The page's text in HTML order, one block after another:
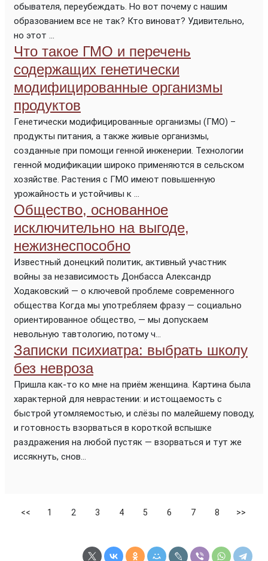
обывателя, переубеждать. Но вот почему с нашим
образованием все не так? Кто виноват? Удивительно,
но этот ...
Что такое ГМО и перечень
содержащих генетически
модифицированные организмы
продуктов
Генетически модифицированные организмы (ГМО) –
продукты питания, а также живые организмы,
созданные при помощи генной инженерии. Технологии
генной модификации широко применяются в сельском
хозяйстве. Растения с ГМО имеют повышенную
урожайность и устойчивы к ...
Общество, основанное
исключительно на выгоде,
нежизнеспособно
Известный донецкий политик, активный участник
войны за независимость Донбасса Александр
Ходаковский — о ключевой проблеме современного
общества Когда мы употребляем фразу — социально
ориентированное общество, — мы допускаем
невольную тавтологию, потому ч...
Записки психиатра: выбрать школу
без невроза
Пришла как-то ко мне на приём женщина. Картина была
характерной для неврастении: и истощаемость с
быстрой утомляемостью, и слёзы по малейшему поводу,
и готовность взорваться в короткой вспышке
раздражения на любой пустяк — взорваться и тут же
иссякнуть, снов...
<< 1 2 3 4 5 6 7 8 >>